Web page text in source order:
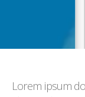
Lorem ipsum